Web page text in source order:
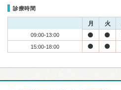
診療時間
月 火
09:00-13:00
15:00-18:00